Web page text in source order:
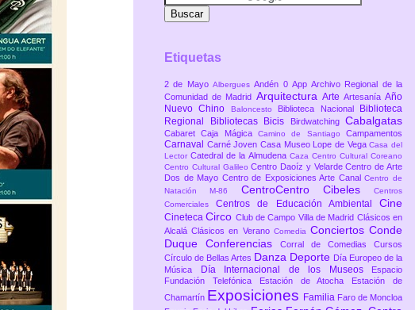
Etiquetas
2 de Mayo AlberguesAndén 0 AppArchivo Regional de la
Comunidad de Madrid Arquitectura Arte ArtesaníaAño
Nuevo Chino
Baloncesto Biblioteca Nacional
Biblioteca
Regional
Bibliotecas Bicis Birdwatching Cabalgatas
CabaretCaja MágicaCamino de SantiagoCampamentos
Carnaval Carné JovenCasa Museo Lope de VegaCasa del
LectorCatedral de la Almudena Caza Centro Cultural Coreano
Centro Cultural GalileoCentro Daoíz y VelardeCentro de Arte
Dos de Mayo Centro de Exposiciones Arte CanalCentro de
Natación M-86 CentroCentro Cibeles
Centros
ComercialesCentros de Educación AmbientalCine
CinetecaCirco Club de Campo Villa de Madrid Clásicos en
AlcaláClásicos en Verano Comedia ConciertosConde
Duque Conferencias Corral de Comedias Cursos
Círculo de Bellas Artes Danza Deporte Día Europeo de la
Música
Día Internacional de los Museos
Espacio
Fundación Telefónica
Estación de Atocha
Estación de
Chamartín Exposiciones Familia Faro de Moncloa